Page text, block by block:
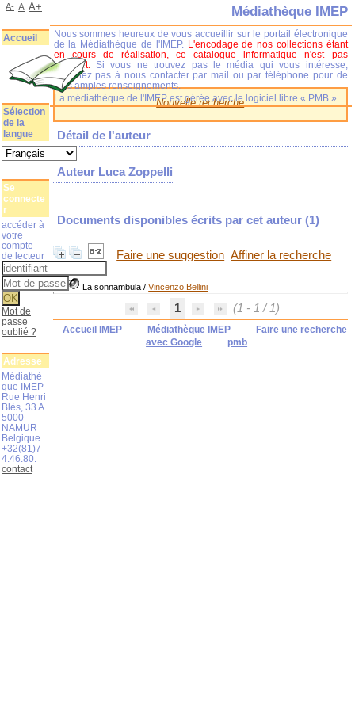
Nouvelle recherche
Détail de l'auteur
Auteur Luca Zoppelli
Documents disponibles écrits par cet auteur (1)
Faire une suggestion Affiner la recherche
La sonnambula /Vincenzo Bellini
1 (1 - 1 / 1)
Accueil IMEP Médiathèque IMEP
Faire une recherche
avec Google
pmb
Médiathèque IMEP
Nous sommes heureux de vous accueillir sur le portail électronique
de la Médiathèque de l'IMEP. L'encodage de nos collections étant
en cours de réalisation, ce catalogue informatique n'est pas
complet.
Si vous ne trouvez pas le média qui vous intéresse,
n'hésitez pas à nous contacter par mail ou par téléphone pour de
plus amples renseignements.
La médiathèque de l'IMEP est gérée avec le logiciel libre « PMB ».
A- A A+
Accueil
Sélection
de la
langue
Se
connecte
r
accéder à
votre
compte
de lecteur
Mot de
passe
oublié ?
Adresse
Médiathè
que IMEP
Rue Henri
Blès, 33 A
5000
NAMUR
Belgique
+32(81)7
4.46.80.
contact